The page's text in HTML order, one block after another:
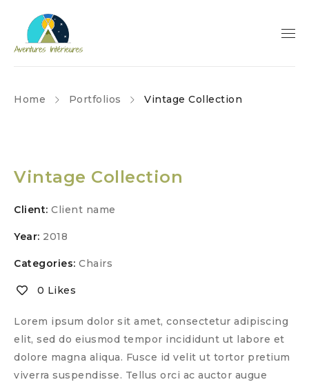
Home Portfolios Vintage Collection
Vintage Collection
Client: Client name
Year: 2018
Categories: Chairs
0 Likes
Lorem ipsum dolor sit amet, consectetur adipiscing
elit, sed do eiusmod tempor incididunt ut labore et
dolore magna aliqua. Fusce id velit ut tortor pretium
viverra suspendisse. Tellus orci ac auctor augue